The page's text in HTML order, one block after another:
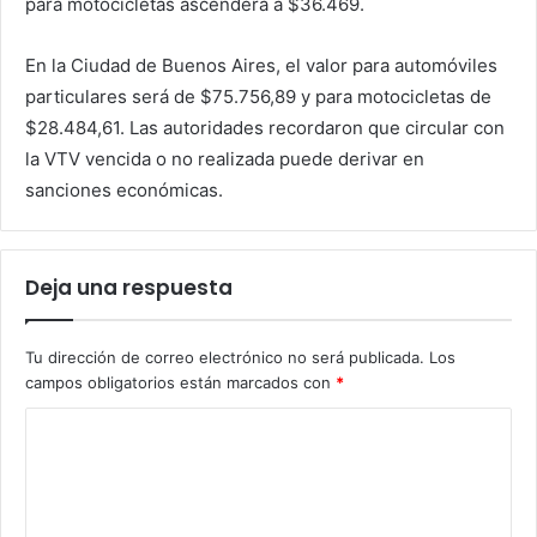
En la Ciudad de Buenos Aires, el valor para automóviles
particulares será de $75.756,89 y para motocicletas de
$28.484,61. Las autoridades recordaron que circular con
la VTV vencida o no realizada puede derivar en
sanciones económicas.
Deja una respuesta
Tu dirección de correo electrónico no será publicada. Los
campos obligatorios están marcados con *